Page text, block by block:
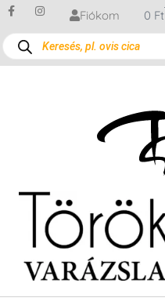
Fiókom 0 Ft